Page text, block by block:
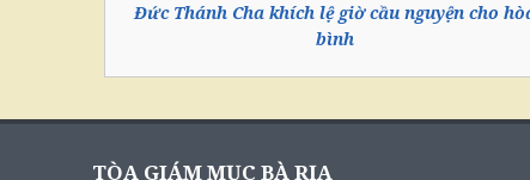
Đức Thánh Cha khích lệ giờ cầu nguyện cho
bình
TÒA GIÁM MỤC BÀ RỊA